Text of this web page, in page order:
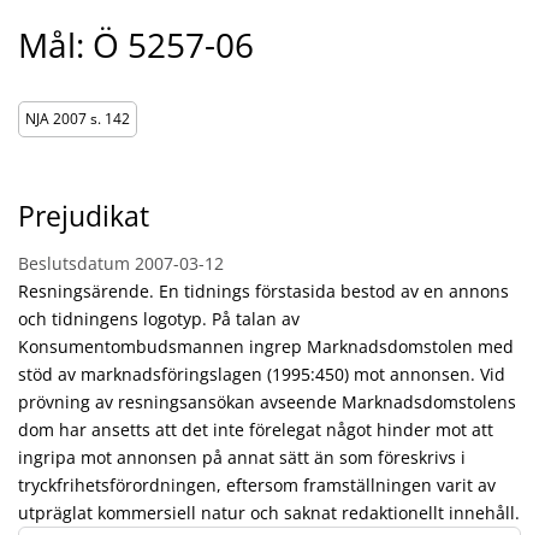
Mål: Ö 5257-06
NJA 2007 s. 142
Prejudikat
Beslutsdatum 2007-03-12
Resningsärende. En tidnings förstasida bestod av en annons
och tidningens logotyp. På talan av
Konsumentombudsmannen ingrep Marknadsdomstolen med
stöd av marknadsföringslagen (1995:450) mot annonsen. Vid
prövning av resningsansökan avseende Marknadsdomstolens
dom har ansetts att det inte förelegat något hinder mot att
ingripa mot annonsen på annat sätt än som föreskrivs i
tryckfrihetsförordningen, eftersom framställningen varit av
utpräglat kommersiell natur och saknat redaktionellt innehåll.